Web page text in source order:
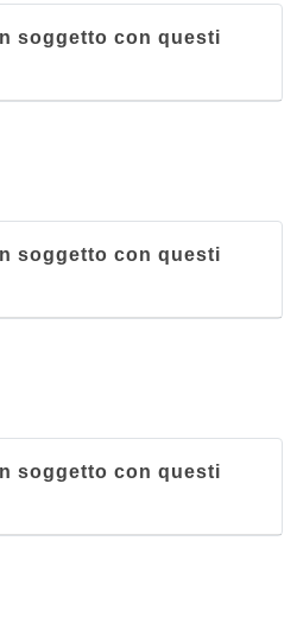
soggetto con questi
soggetto con questi
soggetto con questi